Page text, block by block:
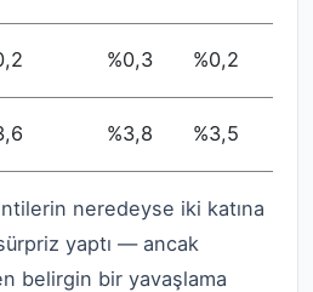
%0,3 %0,2
%3,8 %3,5
neredeyse iki katına
yaptı — ancak
belirgin bir yavaşlama